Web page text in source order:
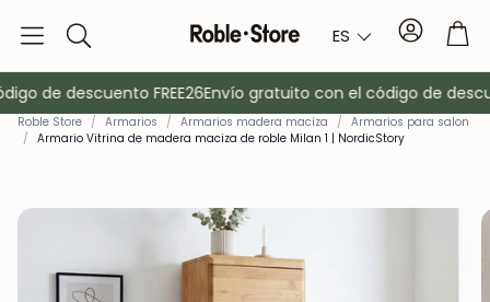
Buscar ES Cuenta
de descuento FREE26Envío gratuito con el código de
Roble Store / Armarios / Armarios madera maciza / Armarios para salon
/ Armario Vitrina de madera maciza de roble Milan 1 | NordicStory